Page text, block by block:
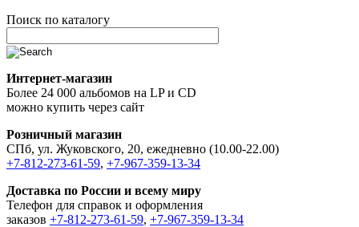
Поиск по каталогу
Интернет-магазин
Более 24 000 альбомов на LP и CD
можно купить через сайт
Розничный магазин
СПб, ул. Жуковского, 20, ежедневно (10.00-22.00)
+7-812-273-61-59, +7-967-359-13-34
Доставка по России и всему миру
Телефон для справок и оформления
заказов +7-812-273-61-59, +7-967-359-13-34